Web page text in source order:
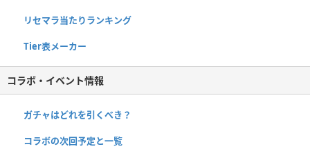
リセマラ当たりランキング
Tier表メーカー
コラボ・イベント情報
ガチャはどれを引くべき？
コラボの次回予定と一覧